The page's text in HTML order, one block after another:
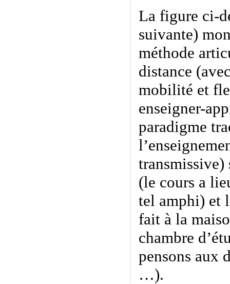
La figure ci-
suivante)
méthode
distance
mobilité et
enseigner-
paradigme
transmissive)
(le cours a
tel amphi) et
fait à la
chambre
pensons aux
…).